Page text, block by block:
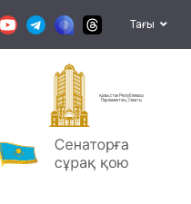
Тағы
Қазақстан Республикасы
Парламентінің Сенаты